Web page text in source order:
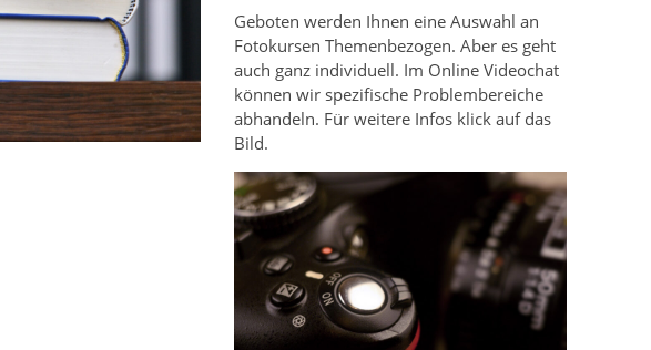
Geboten werden Ihnen eine Auswahl an
Fotokursen Themenbezogen. Aber es geht
auch ganz individuell. Im Online Videochat
können wir spezifische Problembereiche
abhandeln. Für weitere Infos klick auf das
Bild.